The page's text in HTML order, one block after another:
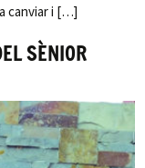
canviar i […]
SÈNIOR